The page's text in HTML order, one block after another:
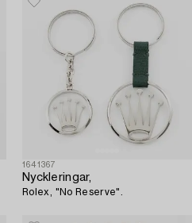
1641367
Nyckleringar,
Rolex, "No Reserve".